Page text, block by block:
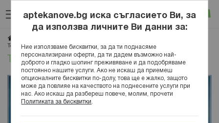
към
съдържанието
Вход
Топ 5 слънцезащитни кремове за деца
Топ 5 слънцезащитни кремове за деца
aptekanove.bg иска съгласието Ви, за
да използва личните Ви данни за:
Ние използваме бисквитки, за да ти поднасяме
персонализирани оферти, да ти дадем възможно най-
доброто и гладко шопинг преживяване и да подобряваме
постоянно нашите услуги. Ако не искаш да приемеш
опционалните бисквитки по-долу, това ще е жалко, защото
може да повлияе на качеството на поднесените услуги при
нас. Ако искаш да разбереш повече, молим, прочети
Политиката за бисквитки